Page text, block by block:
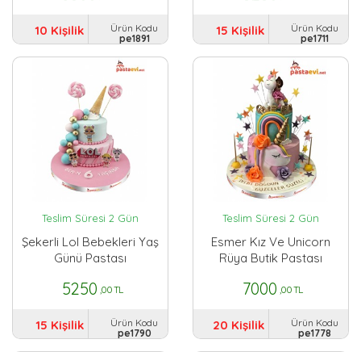
10 Kişilik
Ürün Kodu
pe1891
15 Kişilik
Ürün Kodu
pe1711
Teslim Süresi 2 Gün
Şekerli Lol Bebekleri Yaş
Günü Pastası
5250 ,00 TL
15 Kişilik
Ürün Kodu
pe1790
Teslim Süresi 2 Gün
Esmer Kız Ve Unicorn
Rüya Butik Pastası
7000 ,00 TL
20 Kişilik
Ürün Kodu
pe1778